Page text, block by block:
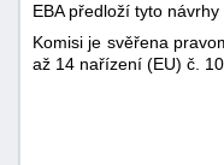
EBA předloží tyto
Komisi je svěřena
až 14 nařízení (EU) č.